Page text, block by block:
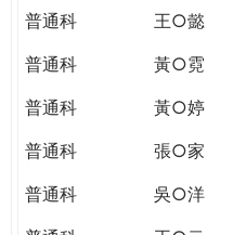
WAGOR
TODAY
THE
普通科
王○懿
普通科
黃○霓
普通科
黃○婷
普通科
張○家
普通科
吳○洋